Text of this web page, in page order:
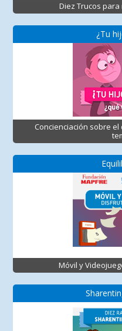
Diez Trucos
¿Tu
Concienciación sobre
Móvil y